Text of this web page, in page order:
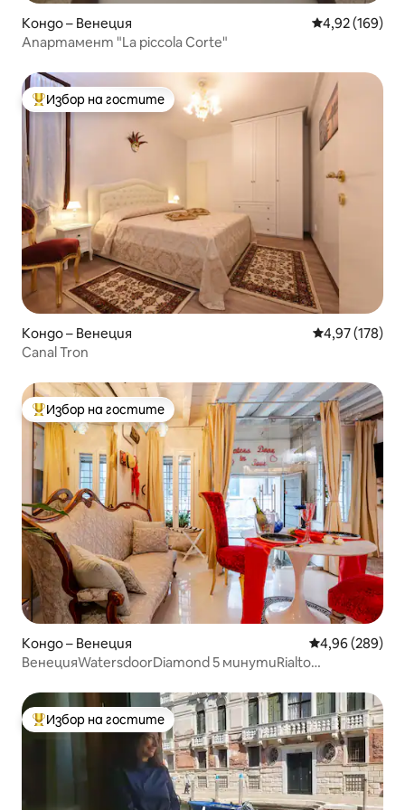
Кондо – Венеция Средна
4,92 (169)
Апартамент "La piccola Corte"
Най-популярен избор на гостите
Избор на гостите
Кондо – Венеция Средна
4,97 (178)
Canal Tron
Най-популярен избор на гостите
Избор на гостите
Кондо – Венеция Средна
4,96 (289)
ВенецияWatersdoorDiamond 5 минутиRialto
Най-популярен избор на гостите
Избор на гостите